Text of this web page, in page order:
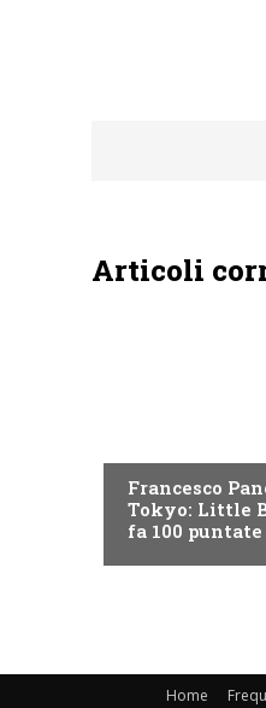
Articoli
Francesco
Tokyo: Little
fa 100 puntate
Home